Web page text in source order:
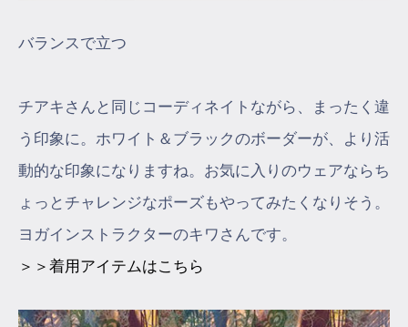
バランスで立つ
チアキさんと同じコーディネイトながら、まったく違
う印象に。ホワイト＆ブラックのボーダーが、より活
動的な印象になりますね。お気に入りのウェアならち
ょっとチャレンジなポーズもやってみたくなりそう。
ヨガインストラクターのキワさんです。
＞＞着用アイテムはこちら